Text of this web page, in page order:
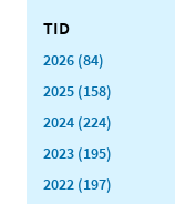
TID
2026 (84)
2025 (158)
2024 (224)
2023 (195)
2022 (197)